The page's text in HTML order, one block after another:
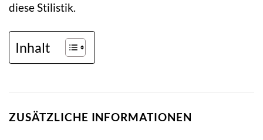
diese Stilistik.
Inhalt
ZUSÄTZLICHE INFORMATIONEN